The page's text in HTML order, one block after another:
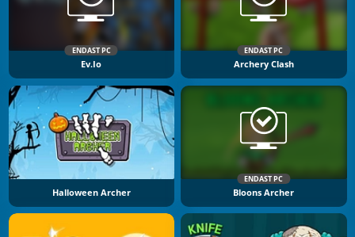
ENDAST PC
Ev.io
ENDAST PC
Archery Clash
Halloween Archer
ENDAST PC
Bloons Archer